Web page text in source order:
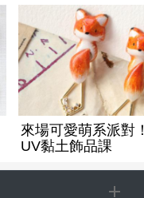
來場可愛萌系派對
UV黏土飾品課